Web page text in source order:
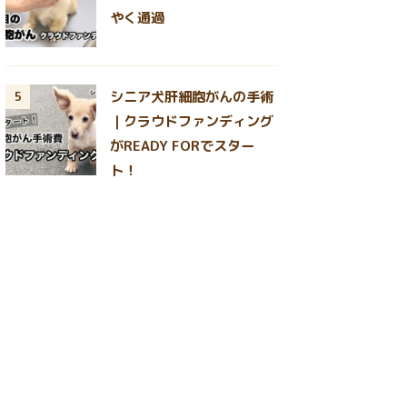
やく通過
5
シニア犬肝細胞がんの手術
｜クラウドファンディング
がREADY FORでスター
ト！